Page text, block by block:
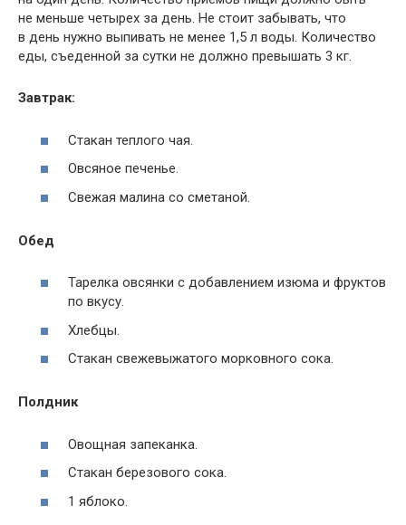
не меньше четырех за день. Не стоит забывать, что
в день нужно выпивать не менее 1,5 л воды. Количество
еды, съеденной за сутки не должно превышать 3 кг.
Завтрак:
Стакан теплого чая.
Овсяное печенье.
Свежая малина со сметаной.
Обед
Тарелка овсянки с добавлением изюма и фруктов
по вкусу.
Хлебцы.
Стакан свежевыжатого морковного сока.
Полдник
Овощная запеканка.
Стакан березового сока.
1 яблоко.